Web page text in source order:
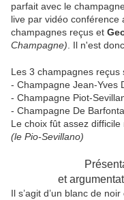
parfait avec le
live par vidéo conférence
champagnes reçus et
Champagne) . Il n'est
Les 3 champagnes reçus
- Champagne Jean-Yves
- Champagne Piot-
- Champagne De
Le choix fût assez
(le Pio-Sevillano)
et
Il s’agit d’un blanc de